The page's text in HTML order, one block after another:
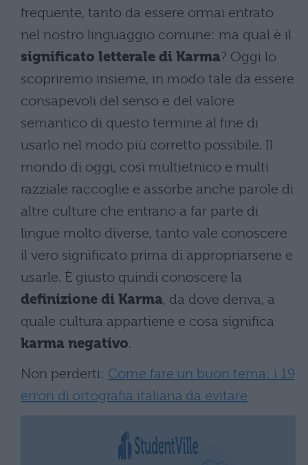
frequente, tanto da essere ormai entrato
nel nostro linguaggio comune: ma qual è il
significato letterale di Karma? Oggi lo
scopriremo insieme, in modo tale da essere
consapevoli del senso e del valore
semantico di questo termine al fine di
usarlo nel modo più corretto possibile. Il
mondo di oggi, così multietnico e multi
razziale raccoglie e assorbe anche parole di
altre culture che entrano a far parte di
lingue molto diverse, tanto vale conoscere
il vero significato prima di appropriarsene e
usarle. È giusto quindi conoscere la
definizione di Karma, da dove deriva, a
quale cultura appartiene e cosa significa
karma negativo.
Non perderti: Come fare un buon tema: i 19
errori di ortografia italiana da evitare